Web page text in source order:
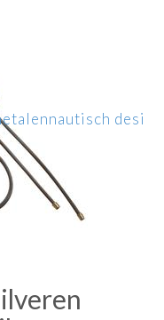
nautisch design